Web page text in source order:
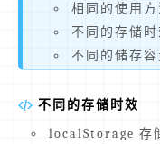
相同的使用方
不同的存储时
不同的储存容
不同的存储时效
localStorage 存